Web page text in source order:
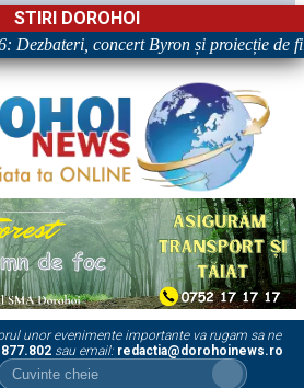
STIRI DOROHOI
concert Byron și proiecție de film
unor evenimente importante va rugam sa ne
sau email: redactia@dorohoinews.ro